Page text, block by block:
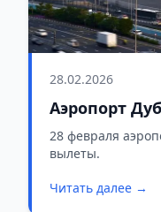
28.02.2026
Аэропорт
28 февраля
вылеты.
Читать далее →